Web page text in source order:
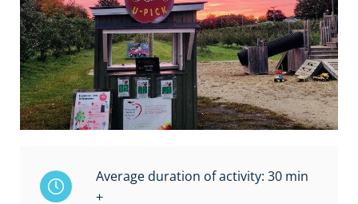
Average duration of activity: 30 min
+